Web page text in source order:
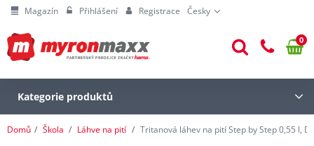
Magazín Přihlášení Registrace Česky
0
Kategorie produktů
Domů Škola Láhve na pití Tritanová láhev na pití Step by Step 0,55 l,